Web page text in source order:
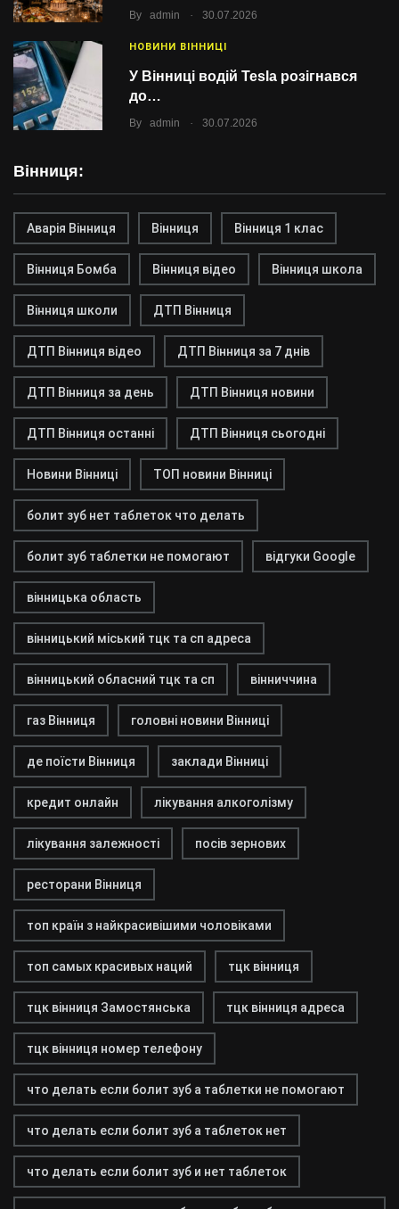
By admin . 30.07.2026
НОВИНИ ВІННИЦІ
У Вінниці водій Tesla розігнався
до…
By admin . 30.07.2026
Вінниця:
Аварія Вінниця Вінниця Вінниця 1 клас
Вінниця Бомба Вінниця відео Вінниця школа
Вінниця школи ДТП Вінниця
ДТП Вінниця відео ДТП Вінниця за 7 днів
ДТП Вінниця за день ДТП Вінниця новини
ДТП Вінниця останні ДТП Вінниця сьогодні
Новини Вінниці ТОП новини Вінниці
болит зуб нет таблеток что делать
болит зуб таблетки не помогают відгуки Google
вінницька область
вінницький міський тцк та сп адреса
вінницький обласний тцк та сп вінниччина
газ Вінниця головні новини Вінниці
де поїсти Вінниця заклади Вінниці
кредит онлайн лікування алкоголізму
лікування залежності посів зернових
ресторани Вінниця
топ країн з найкрасивішими чоловіками
топ самых красивых наций тцк вінниця
тцк вінниця Замостянська тцк вінниця адреса
тцк вінниця номер телефону
что делать если болит зуб а таблетки не помогают
что делать если болит зуб а таблеток нет
что делать если болит зуб и нет таблеток